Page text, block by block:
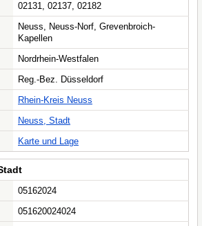
02131, 02137, 02182
Neuss, Neuss-Norf, Grevenbroich-
Kapellen
Nordrhein-Westfalen
Reg.-Bez. Düsseldorf
Rhein-Kreis Neuss
Neuss, Stadt
Karte und Lage
05162024
051620024024